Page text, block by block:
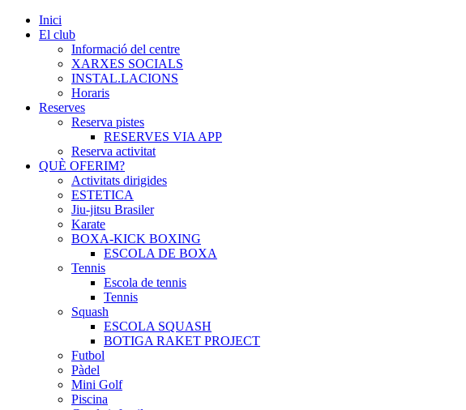
Inici
El club
Informació del centre
XARXES SOCIALS
INSTAL.LACIONS
Horaris
Reserves
Reserva pistes
RESERVES VIA APP
Reserva activitat
QUÈ OFERIM?
Activitats dirigides
ESTETICA
Jiu-jitsu Brasiler
Karate
BOXA-KICK BOXING
ESCOLA DE BOXA
Tennis
Escola de tennis
Tennis
Squash
ESCOLA SQUASH
BOTIGA RAKET PROJECT
Futbol
Pàdel
Mini Golf
Piscina